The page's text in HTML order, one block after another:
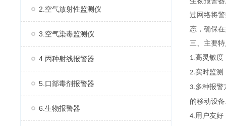
2.空气放射性监测仪
3.空气染毒监测仪
4.丙种射线报警器
5.口部毒剂报警器
6.生物报警器
过网络将
态，确保
三、主要
1.高灵敏度
2.实时监测
3.多种报警
的移动设
4.用户友好